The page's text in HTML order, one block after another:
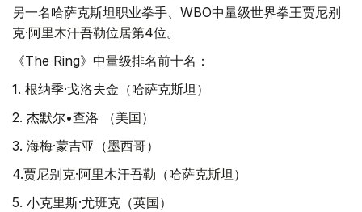
另一名哈萨克斯坦职业拳手、WBO中量级世界拳王贾尼别
克·阿里木汗吾勒位居第4位。
《The Ring》中量级排名前十名：
1. 根纳季·戈洛夫金（哈萨克斯坦）
2. 杰默尔•查洛 （美国）
3. 海梅·蒙吉亚（墨西哥）
4.贾尼别克·阿里木汗吾勒（哈萨克斯坦）
5. 小克里斯·尤班克（英国）